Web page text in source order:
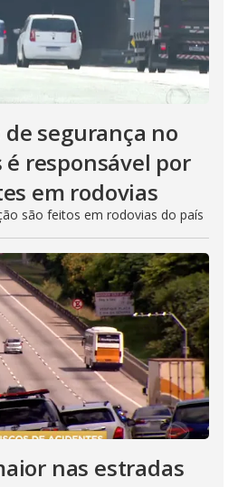
segurança no
responsável por
em rodovias
são feitos em rodovias do país
nas estradas